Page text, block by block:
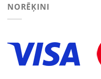
NORĒĶINI